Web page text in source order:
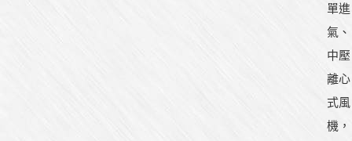
單進
氣、
中壓
離心
式風
機，